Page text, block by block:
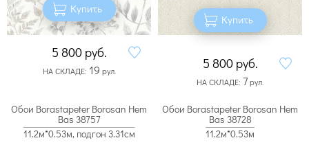
Купить
5 800 руб.
НА СКЛАДЕ: 19 рул.
Купить
5 800 руб.
НА СКЛАДЕ: 7рул.
Обои Borastapeter Borosan Hem
Bas 38757
11.2м*0.53м, подгон 3.31см
Обои Borastapeter Borosan Hem
Bas 38728
11.2м*0.53м